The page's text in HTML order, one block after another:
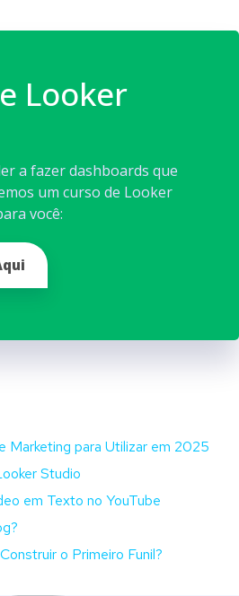
Looker
a fazer dashboards que
um curso de Looker
você:
Marketing para Utilizar em 2025
Studio
em Texto no YouTube
o Primeiro Funil?